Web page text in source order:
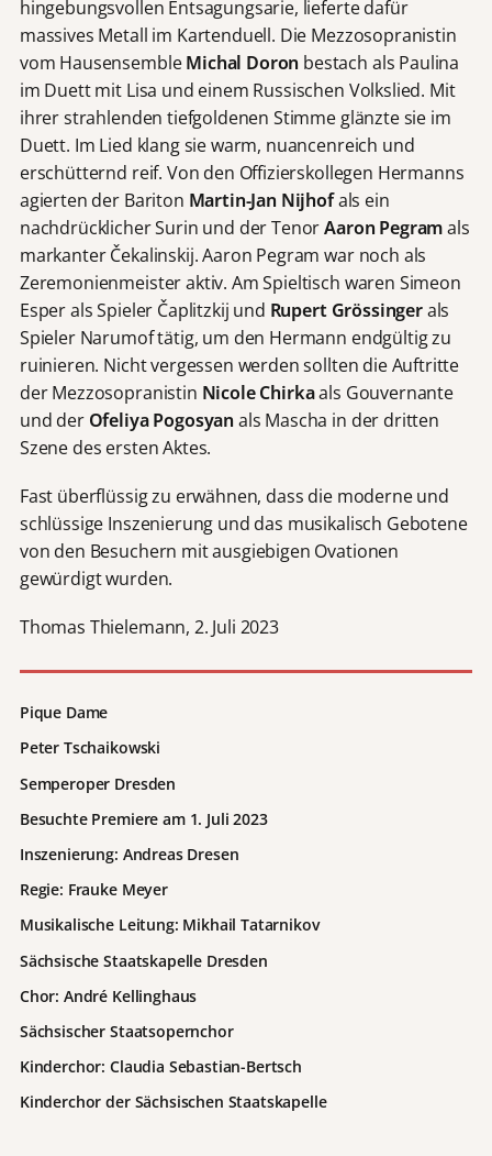
hingebungsvollen Entsagungsarie, lieferte dafür
massives Metall im Kartenduell. Die Mezzosopranistin
vom HausensembleMichal Doron bestach als Paulina
im Duett mit Lisa und einem Russischen Volkslied. Mit
ihrer strahlenden tiefgoldenen Stimme glänzte sie im
Duett. Im Lied klang sie warm, nuancenreich und
erschütternd reif. Von den Offizierskollegen Hermanns
agierten der Bariton Martin-Jan Nijhofals ein
nachdrücklicher Surin und der TenorAaron Pegramals
markanter Čekalinskij. Aaron Pegram war noch als
Zeremonienmeister aktiv. Am Spieltisch waren Simeon
Esper als Spieler Čaplitzkij und Rupert Grössingerals
Spieler Narumof tätig, um den Hermann endgültig zu
ruinieren. Nicht vergessen werden sollten die Auftritte
der Mezzosopranistin Nicole Chirkaals Gouvernante
und der Ofeliya Pogosyanals Mascha in der dritten
Szene des ersten Aktes.
Fast überflüssig zu erwähnen, dass die moderne und
schlüssige Inszenierung und das musikalisch Gebotene
von den Besuchern mit ausgiebigen Ovationen
gewürdigt wurden.
Thomas Thielemann, 2. Juli 2023
Pique Dame
Peter Tschaikowski
Semperoper Dresden
Besuchte Premiere am 1. Juli 2023
Inszenierung: Andreas Dresen
Regie: Frauke Meyer
Musikalische Leitung: Mikhail Tatarnikov
Sächsische Staatskapelle Dresden
Chor: André Kellinghaus
Sächsischer Staatsopernchor
Kinderchor: Claudia Sebastian-Bertsch
Kinderchor der Sächsischen Staatskapelle